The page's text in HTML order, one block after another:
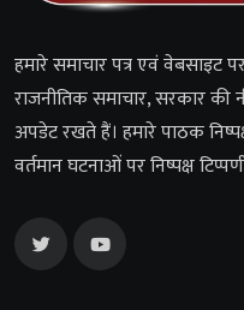
हमारे समाचार पत्र एवं
राजनीतिक समाचार, सरकार की
अपडेट रखते हैं। हमारे पाठक
वर्तमान घटनाओं पर निष्पक्ष